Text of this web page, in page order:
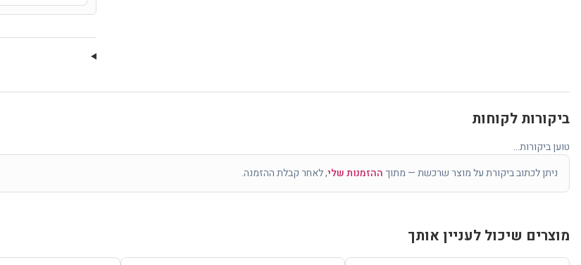
ביקורות לקוחות
טוען ביקורות...
ניתן לכתוב ביקורת על מוצר שרכשת — מתוךההזמנות שלי, לאחר קבלת ההזמנה.
מוצרים שיכול לעניין אותך